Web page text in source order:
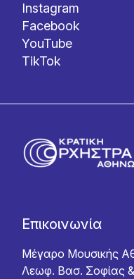
Instagram
Facebook
YouTube
TikTok
Επικοινωνία
Μέγαρο Μουσικής
Λεωφ. Βασ. Σοφίας